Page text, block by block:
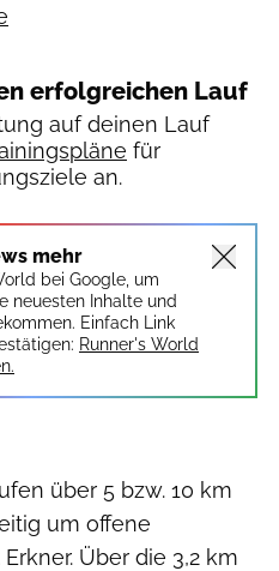
erfolgreichen Lauf
auf deinen Lauf
für
an.
mehr
bei Google, um
neuesten Inhalte und
Einfach Link
Runner's World
über 5 bzw. 10 km
um offene
Über die 3,2 km